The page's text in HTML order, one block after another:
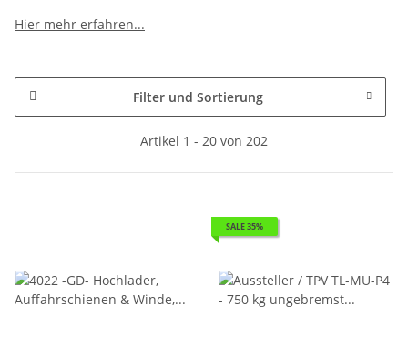
Hier mehr erfahren...
Filter und Sortierung
Artikel 1 - 20 von 202
SALE 35%